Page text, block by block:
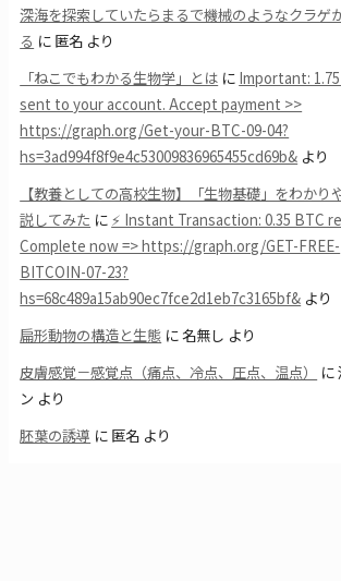
深海を探索していたらまるで機械のようなクラゲ
る に 匿名 より
「ねこでもわかる生物学」とは に Important:
sent to your account. Accept payment >>
https://graph.org/Get-your-BTC-09-04?
hs=3ad994f8f9e4c53009836965455cd69b& より
【教養としての高校生物】「生物基礎」をわかり
説してみた に ⚡ Instant Transaction: 0.35 BTC
Complete now => https://graph.org/GET-FREE-
BITCOIN-07-23?
hs=68c489a15ab90ec7fce2d1eb7c3165bf& より
扁形動物の構造と生態 に名無し より
皮膚感覚－感覚点（痛点、冷点、圧点、温点）
に
ン より
胚葉の誘導 に 匿名 より